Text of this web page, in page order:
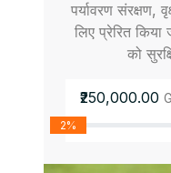
पर्यावरण संरक्षण,
लिए प्रेरित किया
को
₹250,000.00
2%